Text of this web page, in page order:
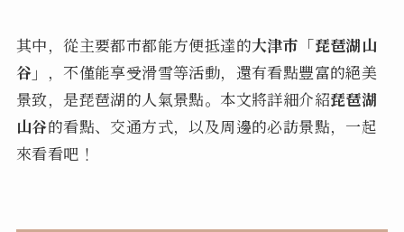
其中，從主要都市都能方便抵達的大津市「琵琶湖山
谷」 ，不僅能享受滑雪等活動，還有看點豐富的絕美
景致，是琵琶湖的人氣景點。本文將詳細介紹琵琶湖
山谷的看點、交通方式，以及周邊的必訪景點，一起
來看看吧！